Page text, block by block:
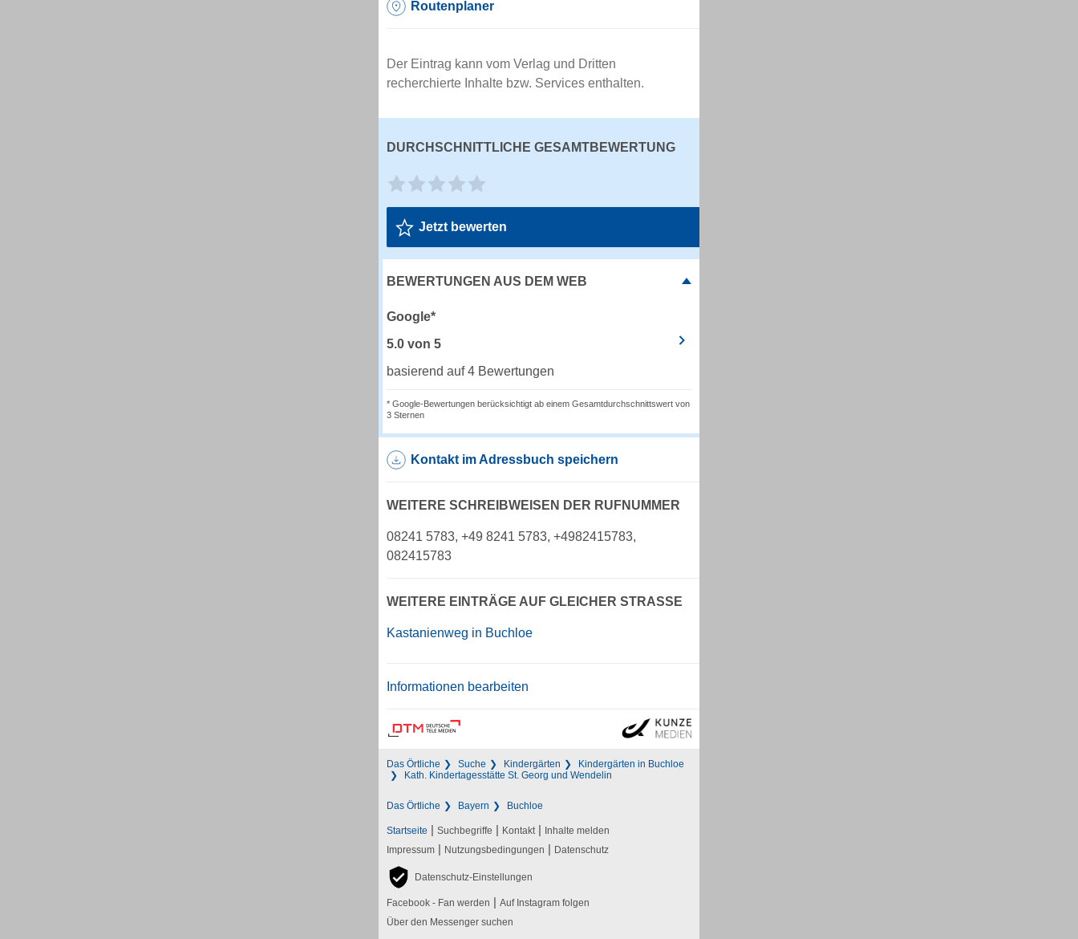
Routenplaner
Der Eintrag kann vom Verlag und Dritten
recherchierte Inhalte bzw. Services enthalten.
DURCHSCHNITTLICHE GESAMTBEWERTUNG
Jetzt bewerten
BEWERTUNGEN AUS DEM WEB
Google*
5.0 von 5
basierend auf 4 Bewertungen
* Google-Bewertungen berücksichtigt ab einem Gesamtdurchschnittswert von
3 Sternen
Kontakt im Adressbuch speichern
WEITERE SCHREIBWEISEN DER RUFNUMMER
08241 5783, +49 8241 5783, +4982415783,
082415783
WEITERE EINTRÄGE AUF GLEICHER STRASSE
Kastanienweg in Buchloe
Informationen bearbeiten
Das Örtliche Suche Kindergärten
Kindergärten in Buchloe
Kath. Kindertagesstätte St. Georg und Wendelin
Das Örtliche Bayern Buchloe
Startseite | Suchbegriffe | Kontakt | Inhalte melden
Impressum | Nutzungsbedingungen | Datenschutz
Datenschutz-Einstellungen
Facebook - Fan werden | Auf Instagram folgen
Über den Messenger suchen